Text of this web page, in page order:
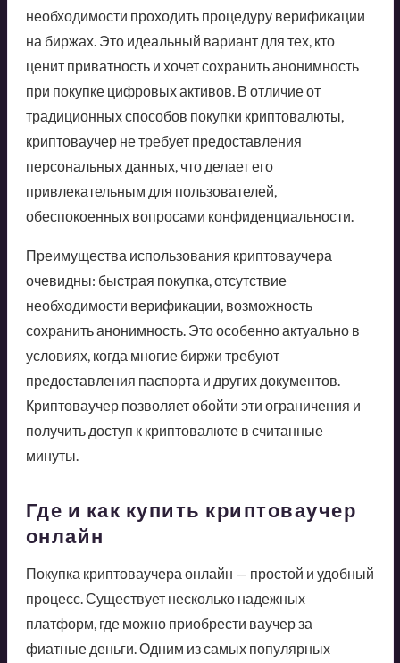
необходимости проходить процедуру верификации
на биржах. Это идеальный вариант для тех, кто
ценит приватность и хочет сохранить анонимность
при покупке цифровых активов. В отличие от
традиционных способов покупки криптовалюты,
криптоваучер не требует предоставления
персональных данных, что делает его
привлекательным для пользователей,
обеспокоенных вопросами конфиденциальности.
Преимущества использования криптоваучера
очевидны: быстрая покупка, отсутствие
необходимости верификации, возможность
сохранить анонимность. Это особенно актуально в
условиях, когда многие биржи требуют
предоставления паспорта и других документов.
Криптоваучер позволяет обойти эти ограничения и
получить доступ к криптовалюте в считанные
минуты.
Где и как купить криптоваучер
онлайн
Покупка криптоваучера онлайн — простой и удобный
процесс. Существует несколько надежных
платформ, где можно приобрести ваучер за
фиатные деньги. Одним из самых популярных